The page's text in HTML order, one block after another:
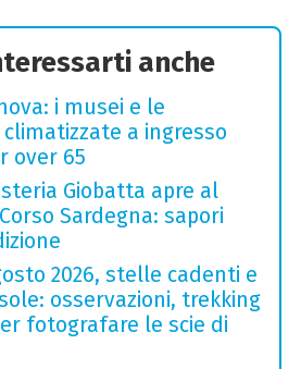
anche
i musei e le
a ingresso
over 65
Giobatta apre al
Sardegna: sapori
2026, stelle cadenti e
osservazioni, trekking
fotografare le scie di